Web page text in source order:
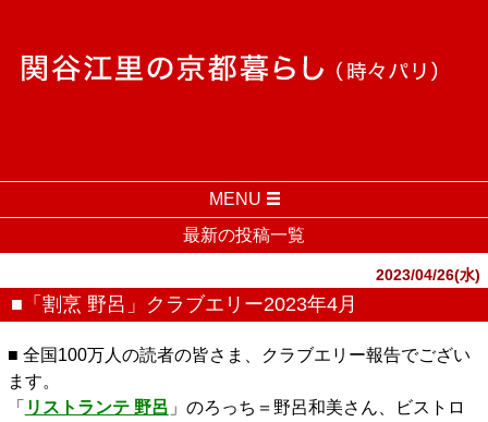
MENU
最新の投稿一覧
2023/04/26(水)
■「割烹 野呂」クラブエリー2023年4月
■ 全国100万人の読者の皆さま、クラブエリー報告でござい
ます。
「 リストランテ 野呂 」のろっち＝野呂和美さん、ビストロ